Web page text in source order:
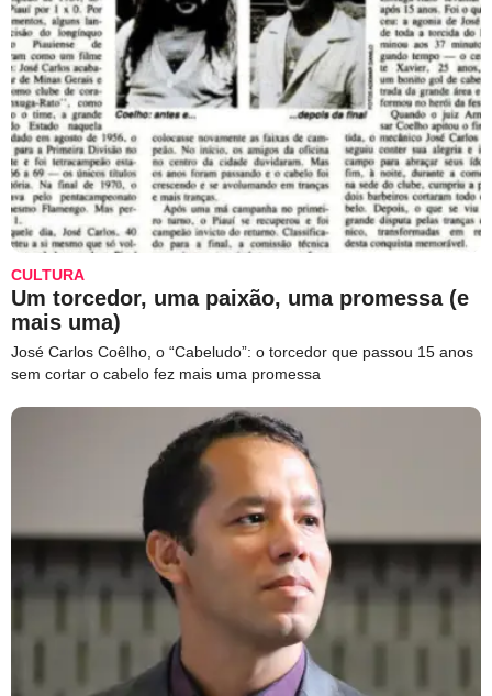
CULTURA
Um torcedor, uma paixão, uma promessa (e
mais uma)
José Carlos Coêlho, o “Cabeludo”: o torcedor que passou 15 anos
sem cortar o cabelo fez mais uma promessa